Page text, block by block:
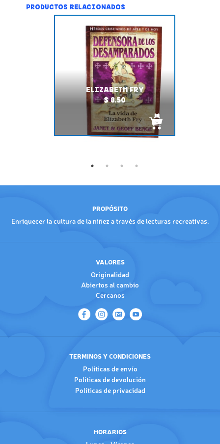
PRODUCTOS RELACIONADOS
ELIZABETH FRY
$ 8.50
PROPÓSITO
Enriquecer la cultura de la niñez a través de lecturas recreativas.
VALORES
Originalidad
Abiertos al cambio
Cercanos
TERMINOS Y CONDICIONES
Políticas de envío
Políticas de devolución
Políticas de privacidad
HORARIOS